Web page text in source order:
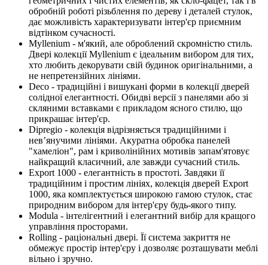
обробній роботі різьблення по дереву і деталей стулок,
дає можливість характеризувати інтер'єр приємним
відтінком сучасності.
Myllenium - м'який, але оброблений скромністю стиль.
Двері колекції Myllenium є ідеальним вибором для тих,
хто любить декорувати свій будинок оригінальними, а
не непретензійних лініями.
Deco - традиційні і вишукані форми в колекції дверей
солідної елегантності. Обидві версії з панелями або зі
скляними вставками є прикладом ясного стилю, що
прикрашає інтер'єр.
Dipregio - колекція відрізняється традиційними і
нев’янучими лініями. Акуратна обробка панелей
"хамеліон", рам і криволінійних мотивів запам'ятовує
найкращий класичний, але завжди сучасний стиль.
Export 1000 - елегантність в простоті. Завдяки її
традиційним і простим лініях, колекція дверей Export
1000, яка комплектується широкою гамою стулок, стає
природним вибором для інтер'єру будь-якого типу.
Modula - інтелігентний і елегантний вибір для кращого
управління просторами.
Rolling - раціональні двері. Її система закриття не
обмежує простір інтер'єру і дозволяє розташувати меблі
вільно і зручно.